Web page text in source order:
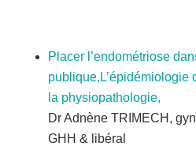
Placer l’endométriose
publique,L’épidémiologie
la physiopathologie,
Dr Adnène TRIMECH,
GHH & libéral